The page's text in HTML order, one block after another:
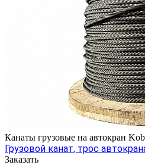
Канаты грузовые на автокран
Грузовой канат, трос
Заказать